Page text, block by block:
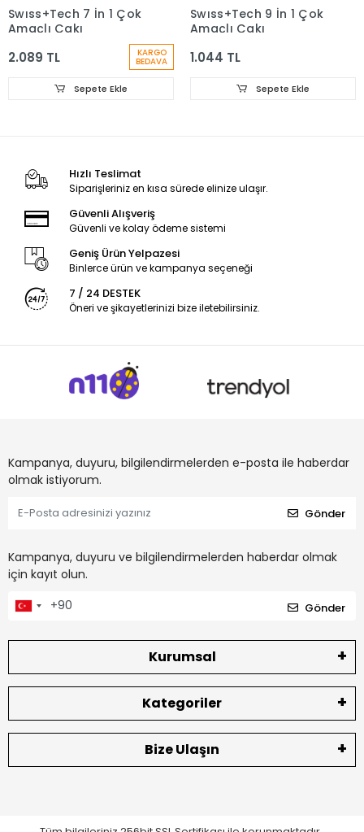
Swıss+Tech 7 İn 1 Çok
Amaçlı Çakı
2.089 TL KARGO
BEDAVA
Sepete Ekle
Swıss+Tech 9 İn 1 Çok
Amaçlı Çakı
1.044 TL
Sepete Ekle
Hızlı Teslimat
Siparişleriniz en kısa sürede elinize ulaşır.
Güvenli Alışveriş
Güvenli ve kolay ödeme sistemi
Geniş Ürün Yelpazesi
Binlerce ürün ve kampanya seçeneği
7 / 24 DESTEK
Öneri ve şikayetlerinizi bize iletebilirsiniz.
Kampanya, duyuru, bilgilendirmelerden e-posta ile haberdar
olmak istiyorum.
Gönder
Kampanya, duyuru ve bilgilendirmelerden haberdar olmak
için kayıt olun.
Gönder
Kurumsal
Kategoriler
Bize Ulaşın